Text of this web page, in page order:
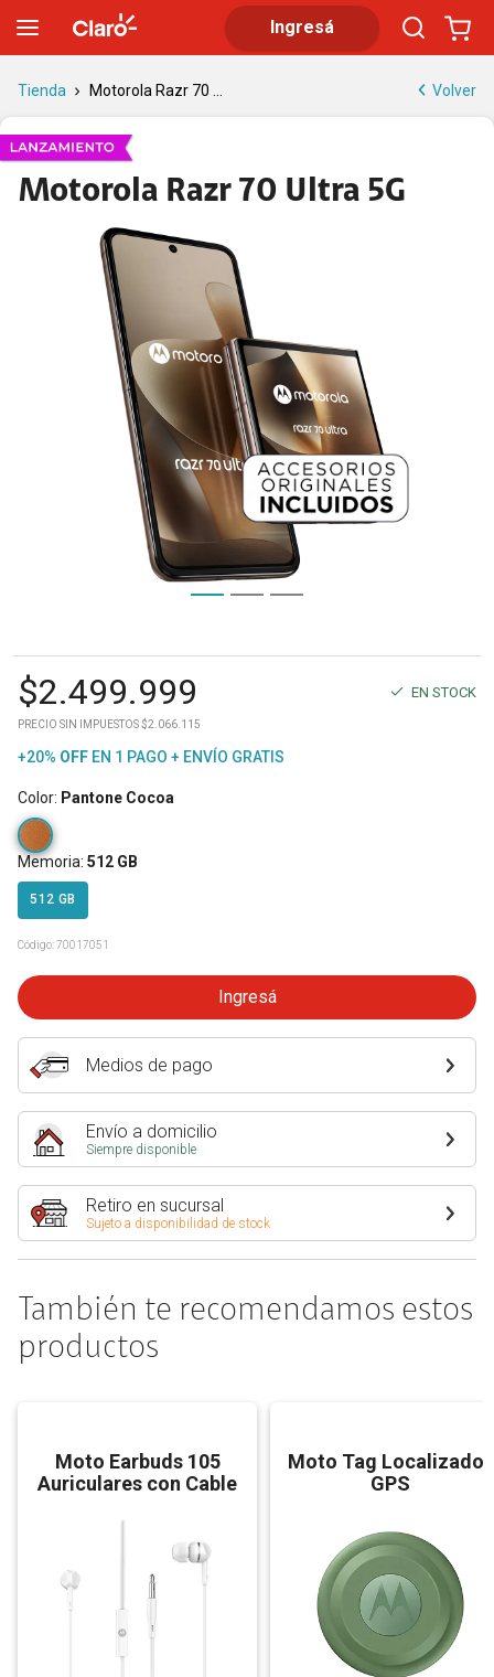
Ingresá
Tienda Motorola Razr 70 ... Volver
Motorola Razr 70 Ultra 5G
$2.499.999 EN STOCK
PRECIO SIN IMPUESTOS $2.066.115
+20% OFF EN 1 PAGO + ENVÍO GRATIS
Color: Pantone Cocoa
Memoria: 512 GB
512 GB
Código:70017051
Ingresá
Medios de pago
Envío a domicilio
Siempre disponible
Retiro en sucursal
Sujeto a disponibilidad de stock
También te recomendamos estos
productos
Moto Earbuds 105
Auriculares con Cable
Moto Tag Localizador
GPS
Motorola Razr 70 Ultra plegable | Claro